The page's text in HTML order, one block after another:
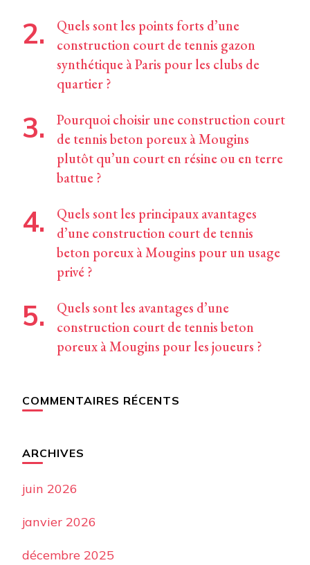
Quels sont les points forts d’une
construction court de tennis gazon
synthétique à Paris pour les clubs de
quartier ?
Pourquoi choisir une construction court
de tennis beton poreux à Mougins
plutôt qu’un court en résine ou en terre
battue ?
Quels sont les principaux avantages
d’une construction court de tennis
beton poreux à Mougins pour un usage
privé ?
Quels sont les avantages d’une
construction court de tennis beton
poreux à Mougins pour les joueurs ?
COMMENTAIRES RÉCENTS
ARCHIVES
juin 2026
janvier 2026
décembre 2025